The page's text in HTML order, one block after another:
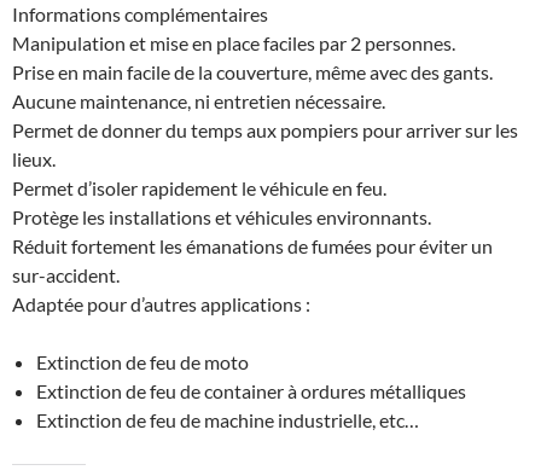
Informations complémentaires
Manipulation et mise en place faciles par 2 personnes.
Prise en main facile de la couverture, même avec des gants.
Aucune maintenance, ni entretien nécessaire.
Permet de donner du temps aux pompiers pour arriver sur les
lieux.
Permet d’isoler rapidement le véhicule en feu.
Protège les installations et véhicules environnants.
Réduit fortement les émanations de fumées pour éviter un
sur-accident.
Adaptée pour d’autres applications :
Extinction de feu de moto
Extinction de feu de container à ordures métalliques
Extinction de feu de machine industrielle, etc…